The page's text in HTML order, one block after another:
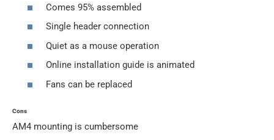
Comes 95% assembled
Single header connection
Quiet as a mouse operation
Online installation guide is animated
Fans can be replaced
Cons
AM4 mounting is cumbersome